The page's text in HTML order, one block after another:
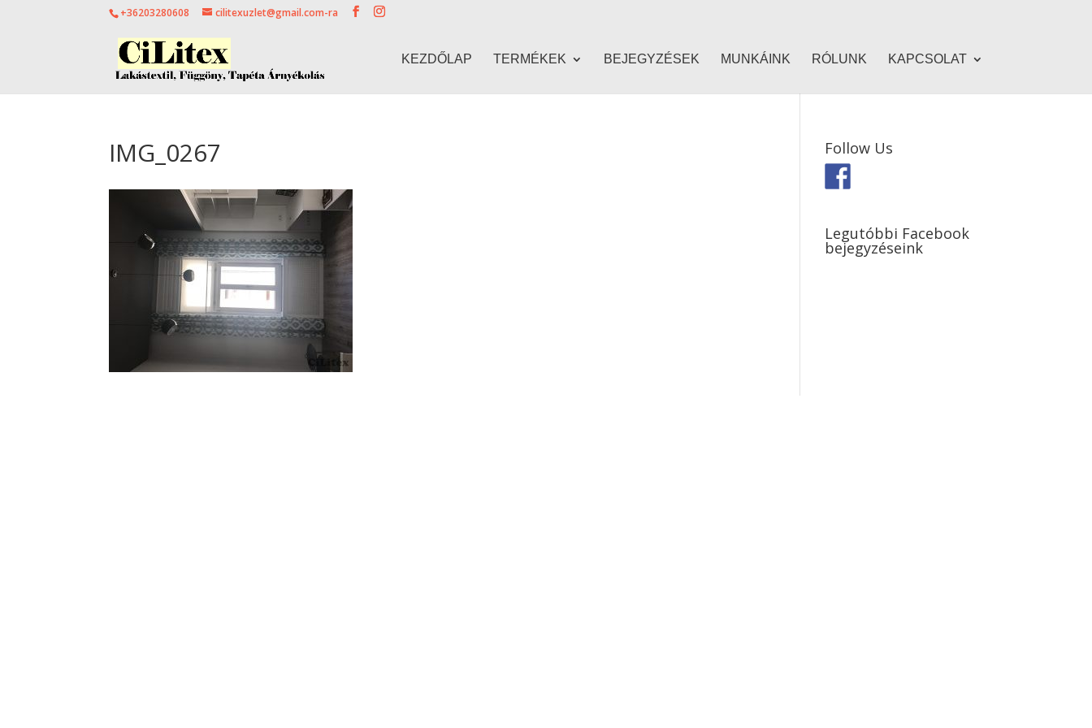
+36203280608 cilitexuzlet@gmail.com-ra
KEZDŐLAP TERMÉKEK BEJEGYZÉSEK MUNKÁINK RÓLUNK KAPCSOLAT
IMG_0267 Follow Us
Legutóbbi Facebook
bejegyzéseink